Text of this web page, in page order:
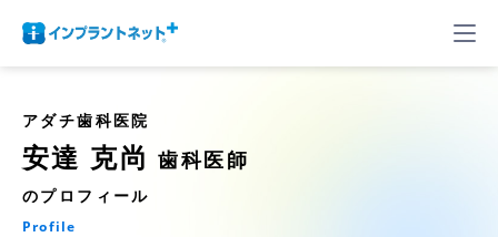
アダチ歯科医院
安達 克尚歯科医師
のプロフィール
Profile